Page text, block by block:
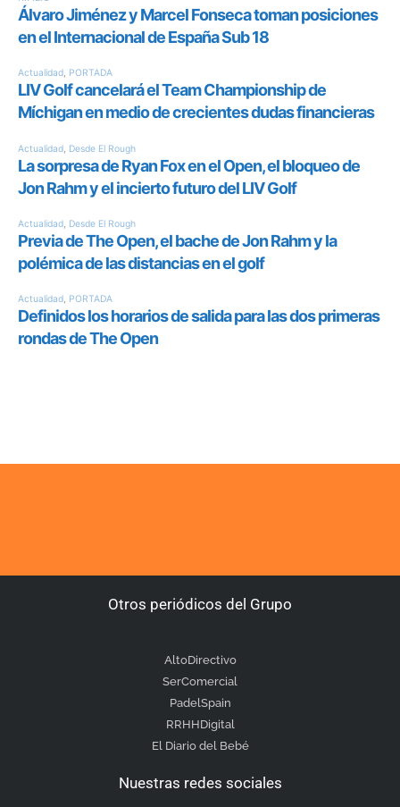
Otros periódicos del Grupo
AltoDirectivo
SerComercial
PadelSpain
RRHHDigital
El Diario del Bebé
Nuestras redes sociales